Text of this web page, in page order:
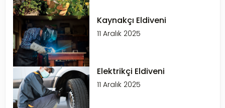
Kaynakçı Eldiveni
11 Aralık 2025
Elektrikçi Eldiveni
11 Aralık 2025